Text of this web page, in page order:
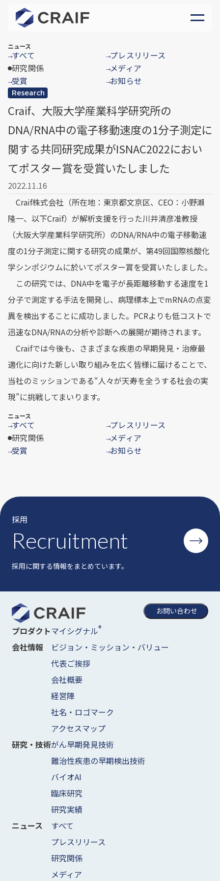
ニュース
→すべて →プレスリリース
研究関係
→メディア
→受賞 →お知らせ
Research
Craif、大阪大学産業科学研究所の
DNA/RNA中の電子移動速度の1分子測定に
関する共同研究成果がISNAC2022におい
てポスター賞を受賞いたしました
2022.11.16
Craif株式会社（所在地：東京都文京区、CEO：小野瀨
隆一、以下Craif）が解析支援を行った川井清彦准教授
（大阪大学産業科学研究所）のDNA/RNA中の電子移動速
度の1分子測定に関する研究の成果が、第49回国際核酸化
学シンポジウムに於いてポスター賞を受賞いたしました。
この研究では、DNA中を電子が長距離移動する速度を1
分子で測定する手法を開発し、病理標本上でmRNAの点変
異を検出することに成功しました。PCRよりも低コストで
迅速なDNA/RNAの分析や診断への展開が期待されます。
Craifでは今後も、さまざまな疾患の早期発見・治療最
適化に向けた新しい取り組みを広く皆様に届けることで、
当社のミッションである“人々が天寿を全うする社会の実
現”に挑戦してまいります。
ニュース
→すべて →プレスリリース
研究関係
→メディア
→受賞 →お知らせ
採用
Recruitment
採用に関する情報をまとめています。
お問い合わせ
プロダクトマイシグナル®
会社情報
ビジョン・ミッション・バリュー
代表ご挨拶
会社概要
経営陣
社名・ロゴマーク
アクセスマップ
研究・技術がん早期発見技術
難治性疾患の早期検出技術
バイオAI
臨床研究
研究実績
ニュース
すべて
プレスリリース
研究関係
メディア